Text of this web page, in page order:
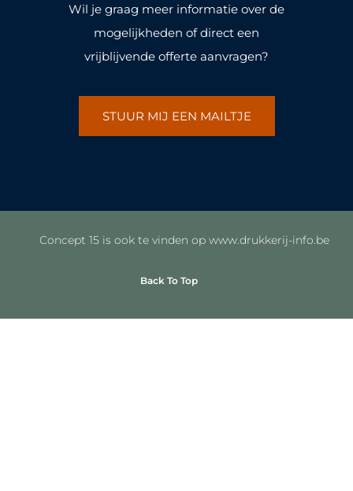
Wil je graag meer informatie over de
mogelijkheden of direct een
vrijblijvende offerte aanvragen?
STUUR MIJ EEN MAILTJE
Concept 15 is ook te vinden op www.drukkerij-info.be
Back To Top